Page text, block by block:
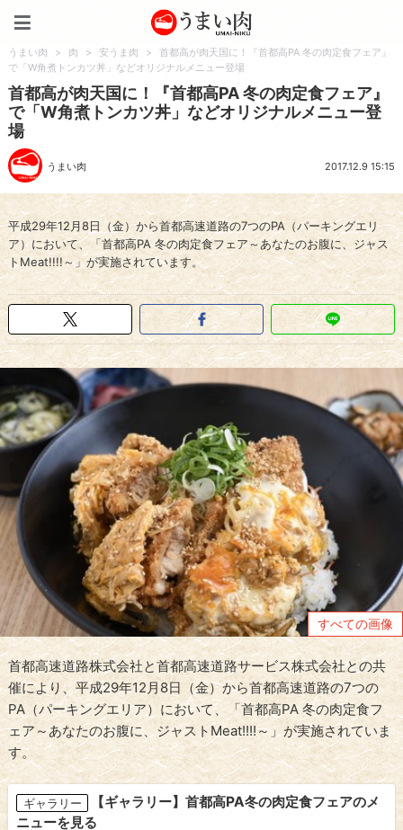
うまい肉 > 肉 > 安うま肉 >
首都高が肉天国に！『首都高PA 冬の肉定食フェア』
で「W角煮トンカツ丼」などオリジナルメニュー登場
首都高が肉天国に！『首都高PA 冬の肉定食フェア』
で「W角煮トンカツ丼」などオリジナルメニュー登
場
うまい肉 2017.12.9 15:15
平成29年12月8日（金）から首都高速道路の7つのPA（パーキングエリ
ア）において、「首都高PA 冬の肉定食フェア～あなたのお腹に、ジャス
トMeat!!!!～」が実施されています。
すべての画像
首都高速道路株式会社と首都高速道路サービス株式会社との共
催により、平成29年12月8日（金）から首都高速道路の7つの
PA（パーキングエリア）において、「首都高PA 冬の肉定食フ
ェア～あなたのお腹に、ジャストMeat!!!!～」が実施されていま
す。
ギャラリー
【ギャラリー】首都高PA冬の肉定食フェアのメ
ニューを見る